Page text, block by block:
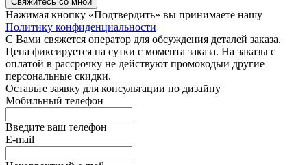
Нажимая кнопку «Подтвердить» вы принимаете нашу
Политику конфиденциальности
С Вами свяжется оператор для обсуждения деталей заказа.
Цена фиксируется на сутки с момента заказа. На заказы с
оплатой в рассрочку не действуют промокодыи другие
персональные скидки.
Оставьте заявку для консультации по дизайну
Мобильный телефон
Введите ваш телефон
E-mail